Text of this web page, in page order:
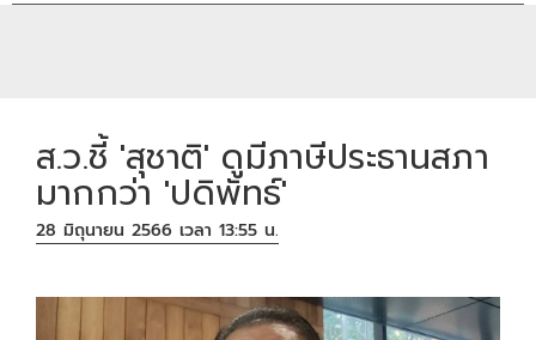
ส.ว.ชี้ 'สุชาติ' ดูมีภาษีประธานสภา
มากกว่า 'ปดิพัทธ์'
28 มิถุนายน 2566 เวลา 13:55 น.